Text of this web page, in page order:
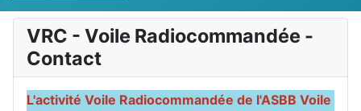
VRC - Voile Radiocommandée -
Contact
L'activité Voile Radiocommandée de l'ASBB Voile